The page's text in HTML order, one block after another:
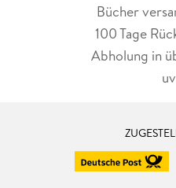
Bücher
100 Tage
Abholung in